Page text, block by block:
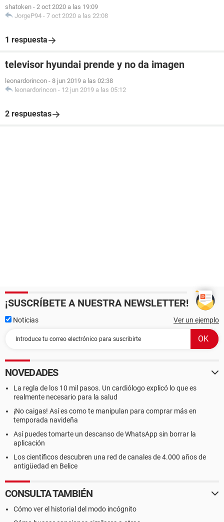
shatoken - 2 oct 2020 a las 19:09
JorgeP94 - 7 oct 2020 a las 22:08
1 respuesta
televisor hyundai prende y no da imagen
leonardorincon - 8 jun 2019 a las 02:38
leonardorincon - 12 jun 2019 a las 05:12
2 respuestas
¡SUSCRÍBETE A NUESTRA NEWSLETTER!
Noticias Ver un ejemplo
NOVEDADES
La regla de los 10 mil pasos. Un cardiólogo explicó lo que es
realmente necesario para la salud
¡No caigas! Así es como te manipulan para comprar más en
temporada navideña
Así puedes tomarte un descanso de WhatsApp sin borrar la
aplicación
Los científicos descubren una red de canales de 4.000 años de
antigüedad en Belice
CONSULTA TAMBIÉN
Cómo ver el historial del modo incógnito